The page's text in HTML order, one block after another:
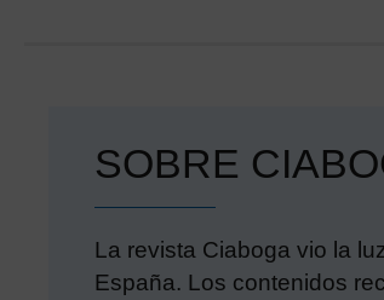
SOBRE
La revista Ciaboga vio la
España. Los contenidos